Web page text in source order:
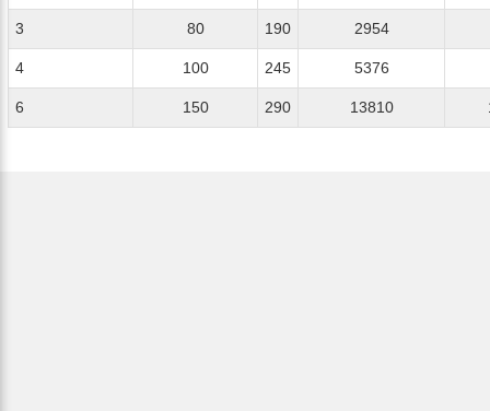
3 80 190 2954
4 100 245 5376
6 150 290 13810